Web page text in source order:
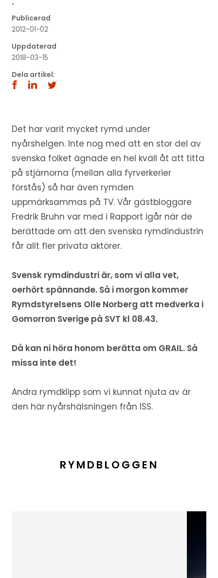
´
Publicerad
2012-01-02
Uppdaterad
2018-03-15
Dela artikel:
Det har varit mycket rymd under
nyårshelgen. Inte nog med att en stor del av
svenska folket ägnade en hel kväll åt att titta
på stjärnorna (mellan alla fyrverkerier
förstås) så har även rymden
uppmärksammas på TV. Vår gästbloggare
Fredrik Bruhn var med i Rapport igår när de
berättade om att den svenska rymdindustrin
får allt fler privata aktörer.
Svensk rymdindustri är, som vi alla vet,
oerhört spännande. Så i morgon kommer
Rymdstyrelsens Olle Norberg att medverka i
Gomorron Sverige på SVT kl 08.43.
Då kan ni höra honom berätta om GRAIL. Så
missa inte det!
Andra rymdklipp som vi kunnat njuta av är
den här nyårshälsningen från ISS.
RYMDBLOGGEN